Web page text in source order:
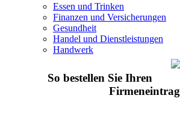
Essen und Trinken
Finanzen und Versicherungen
Gesundheit
Handel und Dienstleistungen
Handwerk
So bestellen Sie Ihren
Firmeneintrag